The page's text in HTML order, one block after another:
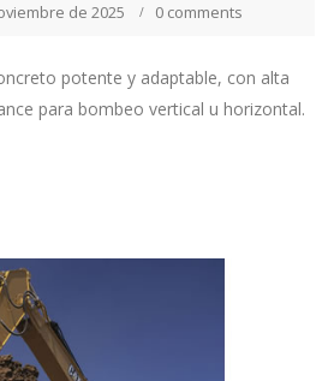
de 2025 0 comments
potente y adaptable, con alta
para bombeo vertical u horizontal.